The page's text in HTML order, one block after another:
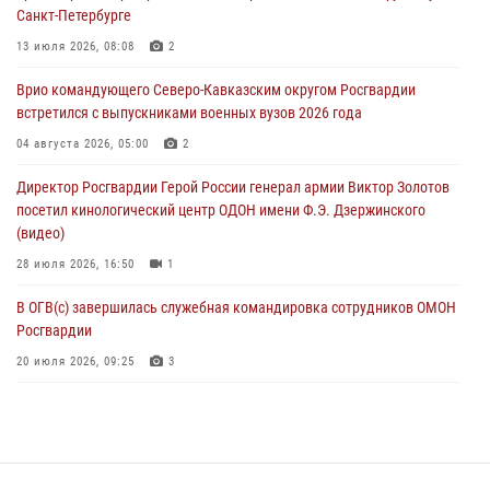
В Брянске сотрудники и военнослужащие Росгвардии почтили
память Героя России Олега Визнюка
В кинологическом центре Уральского округа Росгвардии почтили
память товарищей, погибших при исполнении воинского долга
В Центральном округе Росгвардии прошли мероприятия к
108‑летию генерала армии И.К. Яковлева
06 августа 2026, 13:24
Санкт-Петербурге
13 июля 2026, 08:08 2
Врио командующего Северо-Кавказским округом Росгвардии
встретился с выпускниками военных вузов 2026 года
04 августа 2026, 05:00 2
Директор Росгвардии Герой России генерал армии Виктор Золотов
посетил кинологический центр ОДОН имени Ф.Э. Дзержинского
(видео)
28 июля 2026, 16:50 1
В ОГВ(с) завершилась служебная командировка сотрудников ОМОН
Росгвардии
20 июля 2026, 09:25 3